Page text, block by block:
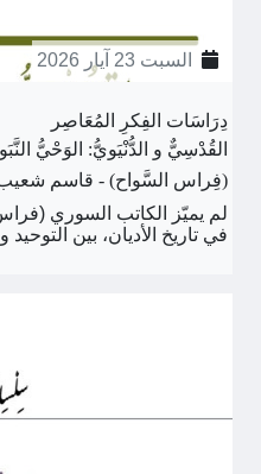
السبت 23 آيار 2026
دِرَاسَات الفِكرِ المُعَاصِر
القُدْسِيٌّ و الدُّنْيَويُّ: الوَحْيُّ
(فِراس السَّواح) - قاسم
لم يميّز الكاتب السوري
في تاريخ الأديان، بين